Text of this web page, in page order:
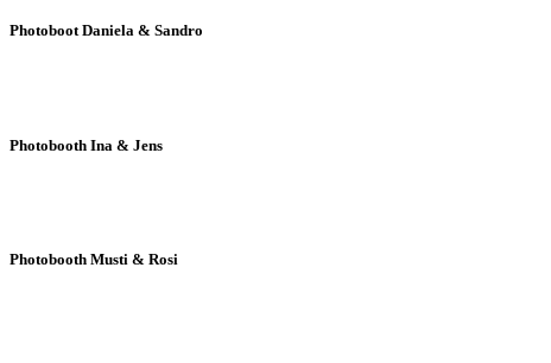
Photoboot Daniela & Sandro
Photobooth Ina & Jens
Photobooth Musti & Rosi